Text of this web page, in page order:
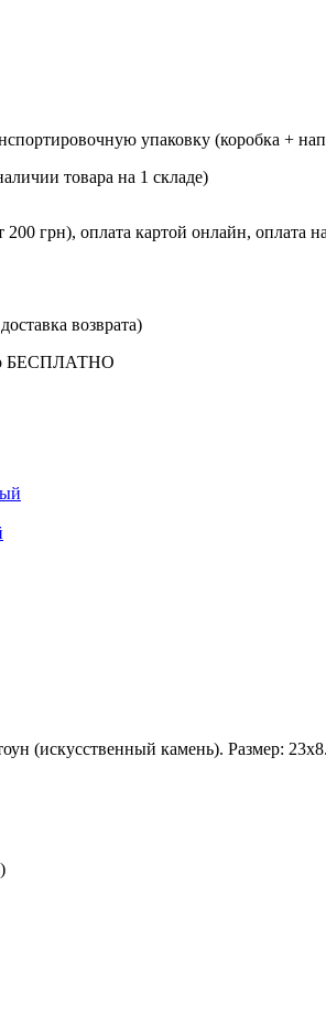
упаковку (коробка +
товара на 1 складе)
грн), оплата картой онлайн,
возврата)
БЕСПЛАТНО
(искусственный камень). Размер: